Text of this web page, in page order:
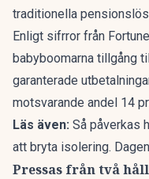
traditionella
Enligt sifrror från
babyboomarna tillgång
garanterade
motsvarande andel 14
Läs även: Så påverkas
att bryta isolering.
Pressas från två håll